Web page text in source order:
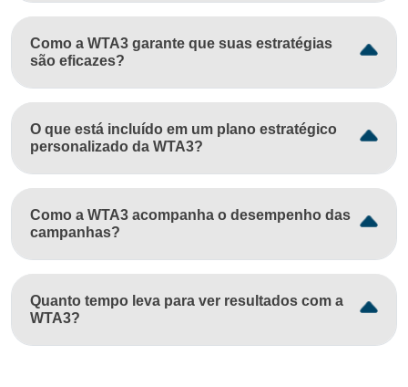
Como a WTA3 garante que suas estratégias
são eficazes?
O que está incluído em um plano estratégico
personalizado da WTA3?
Como a WTA3 acompanha o desempenho das
campanhas?
Quanto tempo leva para ver resultados com a
WTA3?